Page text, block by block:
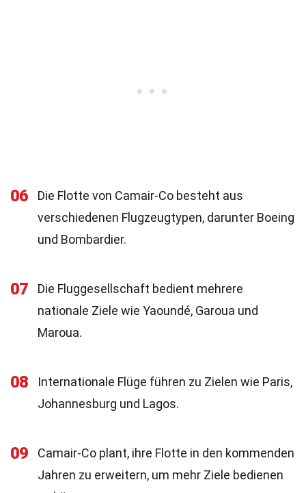
06
Die Flotte von Camair-Co besteht aus
verschiedenen Flugzeugtypen, darunter Boeing
und Bombardier.
07
Die Fluggesellschaft bedient mehrere
nationale Ziele wie Yaoundé, Garoua und
Maroua.
08
Internationale Flüge führen zu Zielen wie Paris,
Johannesburg und Lagos.
09
Camair-Co plant, ihre Flotte in den kommenden
Jahren zu erweitern, um mehr Ziele bedienen